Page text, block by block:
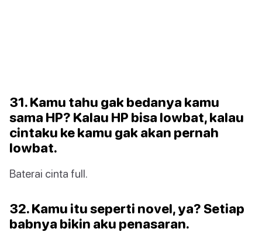
31. Kamu tahu gak bedanya kamu
sama HP? Kalau HP bisa lowbat, kalau
cintaku ke kamu gak akan pernah
lowbat.
Baterai cinta full.
32. Kamu itu seperti novel, ya? Setiap
babnya bikin aku penasaran.